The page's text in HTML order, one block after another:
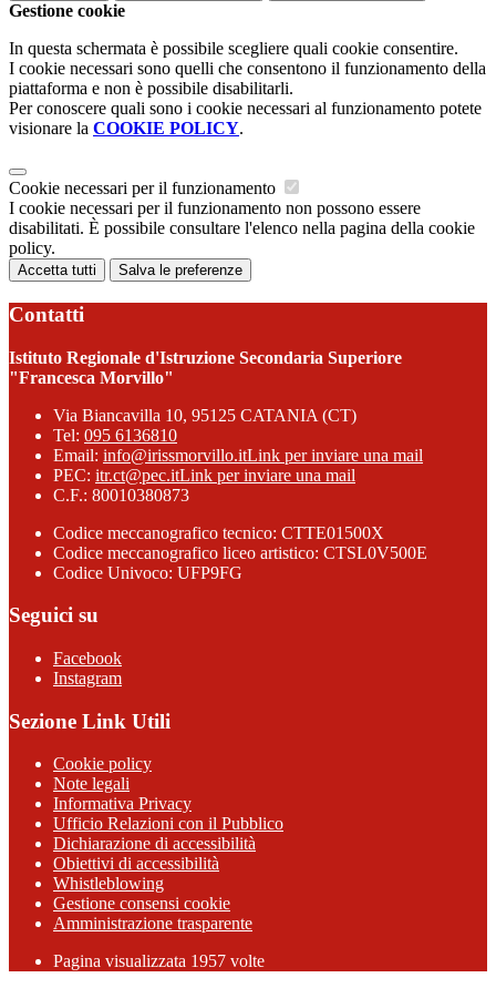
Gestione cookie
In questa schermata è possibile scegliere quali cookie consentire.
I cookie necessari sono quelli che consentono il funzionamento della
piattaforma e non è possibile disabilitarli.
Per conoscere quali sono i cookie necessari al funzionamento potete
visionare la COOKIE POLICY.
Cookie necessari per il funzionamento
I cookie necessari per il funzionamento non possono essere
disabilitati. È possibile consultare l'elenco nella pagina della cookie
policy.
Accetta tutti Salva le preferenze
Contatti
Istituto Regionale d'Istruzione Secondaria Superiore
"Francesca Morvillo"
Via Biancavilla 10, 95125 CATANIA (CT)
Tel: 095 6136810
Email: info@irissmorvillo.itLink per inviare una mail
PEC: itr.ct@pec.itLink per inviare una mail
C.F.: 80010380873
Codice meccanografico tecnico: CTTE01500X
Codice meccanografico liceo artistico: CTSL0V500E
Codice Univoco: UFP9FG
Seguici su
Facebook
Instagram
Sezione Link Utili
Cookie policy
Note legali
Informativa Privacy
Ufficio Relazioni con il Pubblico
Dichiarazione di accessibilità
Obiettivi di accessibilità
Whistleblowing
Gestione consensi cookie
Amministrazione trasparente
Pagina visualizzata 1957 volte